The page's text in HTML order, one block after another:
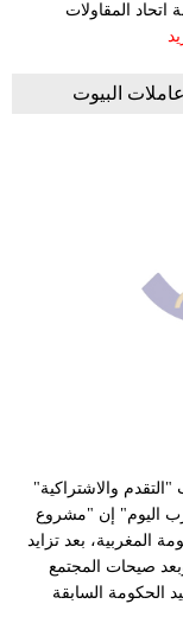
المقاولات
عاملات البيوت
والاشتراكية"
اليوم" إن "مشروع
المغربية، بعد تزايد
صيحات المجتمع
الحكومة السابقة